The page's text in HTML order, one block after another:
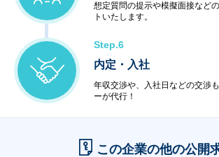
想定質問の提示や模擬面接など
トいたします。
Step.6
内定・入社
年収交渉や、入社日などの交渉
ーが代行！
この企業の他の公開